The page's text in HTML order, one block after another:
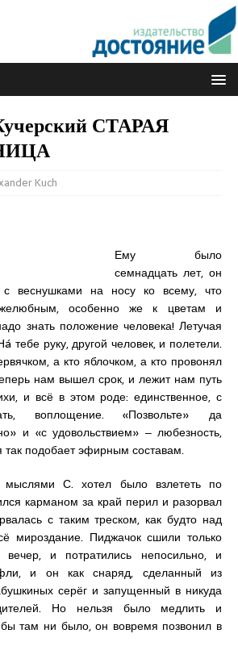
СТАРАЯ
Kuch
Ему было
семнадцать лет, он
с веснушками на носу ко всему, что
особенно же к цветам и
знать положение человека! Летучая
тебе руку, другой человек, и полетели.
а кто яблочком, а кто провонял
нам вышел срок, и лежит нам путь
и всё в этом роде: единственное, с
воплощение. «Позвольте» да
и «с удовольствием» ‒ любезность,
так подобает эфирным составам.
С. хотел было взлететь по
карманом за край перил и разорвал
с таким треском, как будто над
мироздание. Пиджачок сшили только
и потратились непосильно, и
и он как снаряд, сделанный из
серёг и запущенный в никуда
Но нельзя было медлить и
бы там ни было, он вовремя позвонил в